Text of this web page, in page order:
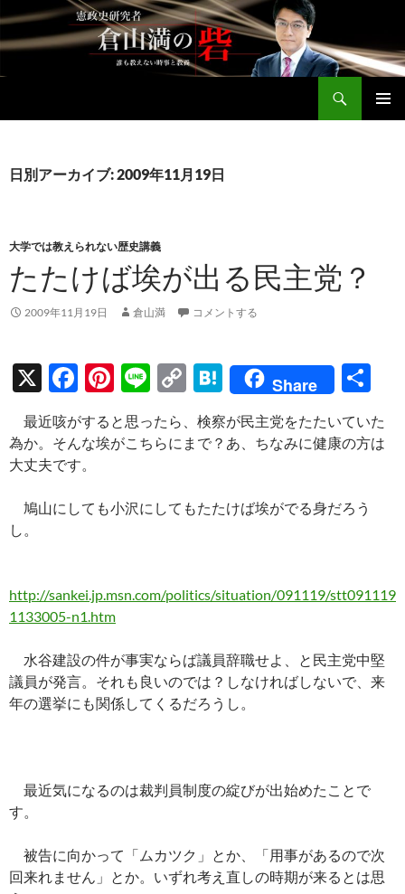
テ
ン
へ
ッ
日別アーカイブ: 2009年11月19日
大学では教えられない歴史講義
たたけば埃が出る民主党？
2009年11月19日 倉山満 コメントする
X
F
ac
e
b
o
Pi
nt
er
t
Li
n
e
C
o
p
Li
n
H
at
e
a
Share
有
最近咳がすると思ったら、検察が民主党をたたいていた
為か。そんな埃がこちらにまで？あ、ちなみに健康の方は
大丈夫です。
鳩山にしても小沢にしてもたたけば埃がでる身だろう
し。
http://sankei.jp.msn.com/politics/situation/091119/stt091119
1133005-n1.htm
水谷建設の件が事実ならば議員辞職せよ、と民主党中堅
議員が発言。それも良いのでは？しなければしないで、来
年の選挙にも関係してくるだろうし。
最近気になるのは裁判員制度の綻びが出始めたことで
す。
被告に向かって「ムカツク」とか、「用事があるので次
回来れません」とか。いずれ考え直しの時期が来るとは思